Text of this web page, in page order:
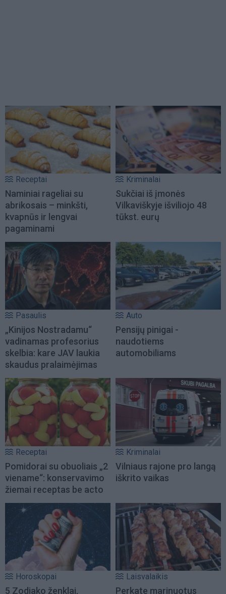
Receptai
Naminiai rageliai su
abrikosais – minkšti,
kvapnūs ir lengvai
pagaminami
Kriminalai
Sukčiai iš įmonės
Vilkaviškyje išviliojo 48
tūkst. eurų
Pasaulis
„Kinijos Nostradamu“
vadinamas profesorius
skelbia: kare JAV laukia
skaudus pralaimėjimas
Auto
Pensijų pinigai -
naudotiems
automobiliams
Receptai
Pomidorai su obuoliais „2
viename“: konservavimo
žiemai receptas be acto
Kriminalai
Vilniaus rajone pro langą
iškrito vaikas
Horoskopai
5 Zodiako ženklai,
Laisvalaikis
Perkate marinuotus